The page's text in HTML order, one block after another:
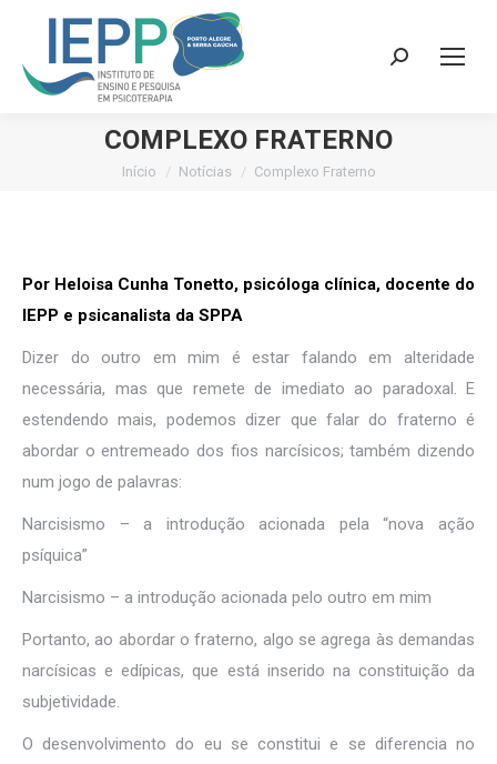
Search:
COMPLEXO FRATERNO
Você está aqui:
Início Notícias Complexo Fraterno
Por Heloisa Cunha Tonetto, psicóloga clínica, docente do
IEPP e psicanalista da SPPA
Dizer do outro em mim é estar falando em alteridade
necessária, mas que remete de imediato ao paradoxal. E
estendendo mais, podemos dizer que falar do fraterno é
abordar o entremeado dos fios narcísicos; também dizendo
num jogo de palavras:
Narcisismo – a introdução acionada pela “nova ação
psíquica”
Narcisismo – a introdução acionada pelo outro em mim
Portanto, ao abordar o fraterno, algo se agrega às demandas
narcísicas e edípicas, que está inserido na constituição da
subjetividade.
O desenvolvimento do eu se constitui e se diferencia no